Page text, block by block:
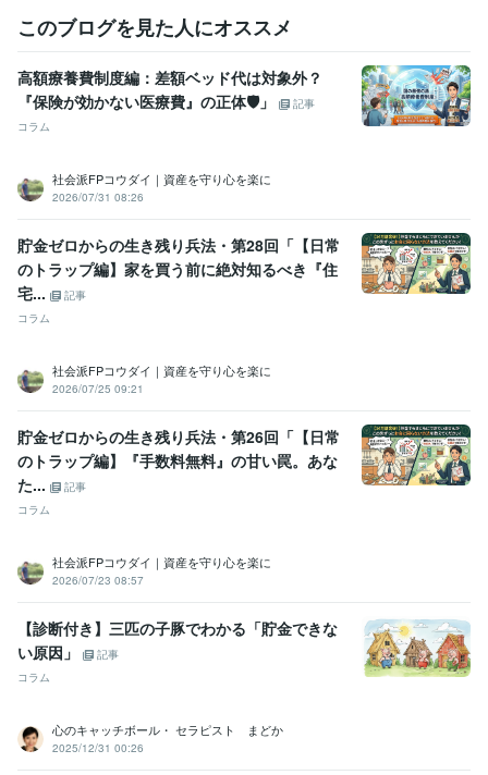
教育 子育て 介護
このブログを見た人にオススメ
高額療養費制度編：差額ベッド代は対象外？
『保険が効かない医療費』の正体🛡️」
記事
コラム
社会派FPコウダイ｜資産を守り心を楽に
2026/07/31 08:26
貯金ゼロからの生き残り兵法・第28回「【日常
のトラップ編】家を買う前に絶対知るべき『住
宅...
記事
コラム
社会派FPコウダイ｜資産を守り心を楽に
2026/07/25 09:21
貯金ゼロからの生き残り兵法・第26回「【日常
のトラップ編】『手数料無料』の甘い罠。あな
た...
記事
コラム
社会派FPコウダイ｜資産を守り心を楽に
2026/07/23 08:57
【診断付き】三匹の子豚でわかる「貯金できな
い原因」
記事
コラム
心のキャッチボール・ セラピスト まどか
2025/12/31 00:26